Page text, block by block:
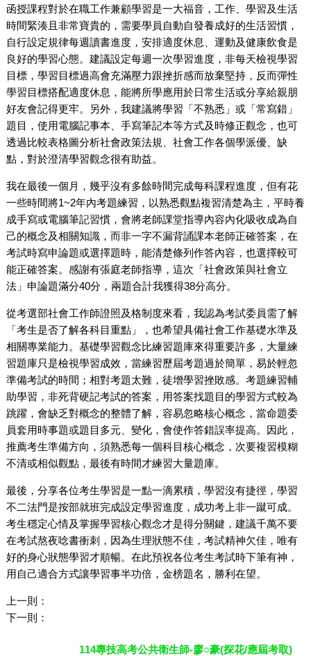
函授課程對於在職工作兼顧學習是一大福音，工作、學習及生活
時間緊湊且非常寶貴的，需要學員自動自發養成好的生活習慣，
自行設定規律每週讀書進度，安排適度休息、運動及健康飲食是
良好的學習心態。建議設定每週一次學習進度，非每天檢視學習
目標，學習目標過高會充滿壓力跟挫折感而放棄堅持，反而彈性
學習目標搭配適度休息，能將所學應用於日常生活或分享給親朋
好友會記得更牢。另外，我建議將學習「不熟悉」或「常寫錯」
題目，使用電腦記事本、手寫筆記本等方式及時修正觀念，也可
透過比較表格圖分析社會政策法規、社會工作各個學派優、缺
點，對於澄清學習觀念很有助益。
我在最後一個月，幾乎沒有多餘時間完成每科課程進度，但有花
一些時間將1~2年內考題練習，以熟悉觀點複習清楚為主，平時養
成手寫或電腦筆記習慣，會將老師課堂指導內容內化吸收成為自
己的概念及相關知識，而非一字不漏背誦課本老師正確答案，在
考試時寫申論題或選擇題時，能清楚條列作答內容，也選擇較可
能正確答案。感謝有張庭老師指導，這次「社會政策與社會立
法」申論題滿分40分，兩題合計我獲得38分高分。
從考選部社會工作師證照及格制度來看，我認為考試委員需了解
「考生是否了解各科目重點」，也希望具備社會工作基礎水準及
相關專業能力。基礎學習觀念比練習題庫來得重要許多，大量練
習題庫只是檢視學習成效，當練習歷屆考題過於簡單，易於輕忽
準備考試的時間；相對考題太難，徒增學習挫敗感。考題練習輔
助學習，非死背硬記考試的答案，用答案找題目的學習方式較為
跳躍，會缺乏對概念的整體了解，容易忽略核心概念，當命題委
員套用時事題或題目多元、變化，會使作答錯誤率提高。因此，
推薦考生準備方向，須熟悉每一個科目核心概念，次要複習模糊
不清或相似觀點，最後有時間才練習大量題庫。
最後，分享各位考生學習是一點一滴累積，學習沒有捷徑，學習
不二法門是按部就班完成設定學習進度，成功考上非一蹴可成。
考生穩定心情及掌握學習核心觀念才是得分關鍵，建議千萬不要
在考試熬夜唸書衝刺，因為生理狀態不佳，考試精神欠佳，唯有
好的身心狀態學習才順暢。在此預祝各位考生考試時下筆有神，
用自己適合方式讓學習事半功倍，金榜題名，勝利在望。
上一則：
下一則：
114專技高考公共衛生師-廖○豪(探花/應屆考取)